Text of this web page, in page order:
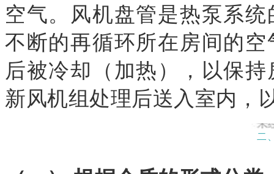
空气。风机盘管是热泵系
不断的再循环所在房间的
后被冷却（加热），以保
新风机组处理后送入室内，
二